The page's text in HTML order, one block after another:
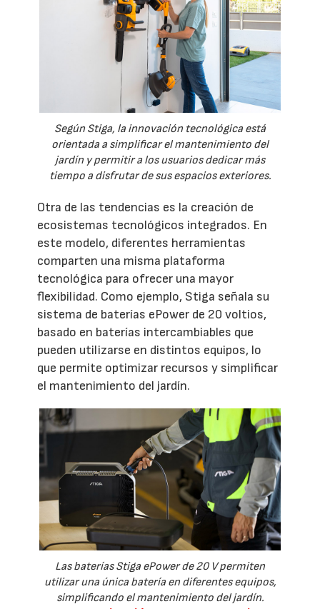
Según Stiga, la innovación tecnológica está
orientada a simplificar el mantenimiento del
jardín y permitir a los usuarios dedicar más
tiempo a disfrutar de sus espacios exteriores.
Otra de las tendencias es la creación de
ecosistemas tecnológicos integrados. En
este modelo, diferentes herramientas
comparten una misma plataforma
tecnológica para ofrecer una mayor
flexibilidad. Como ejemplo, Stiga señala su
sistema de baterías ePower de 20 voltios,
basado en baterías intercambiables que
pueden utilizarse en distintos equipos, lo
que permite optimizar recursos y simplificar
el mantenimiento del jardín.
Las baterías Stiga ePower de 20 V permiten
utilizar una única batería en diferentes equipos,
simplificando el mantenimiento del jardín.